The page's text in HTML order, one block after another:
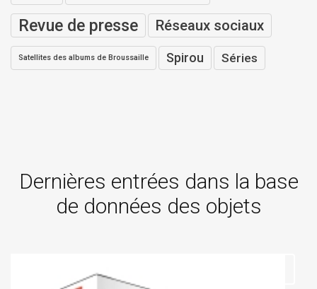
Revue de presse Réseaux sociaux
Satellites des albums de Broussaille Spirou Séries
Dernières entrées dans la base
de données des objets